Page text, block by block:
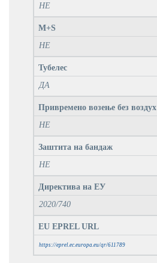
НЕ
M+S
НЕ
Тубелес
ДА
Привремено возење без воздух
НЕ
Заштита на бандаж
НЕ
Директива на ЕУ
2020/740
EU EPREL URL
https://eprel.ec.europa.eu/qr/611789